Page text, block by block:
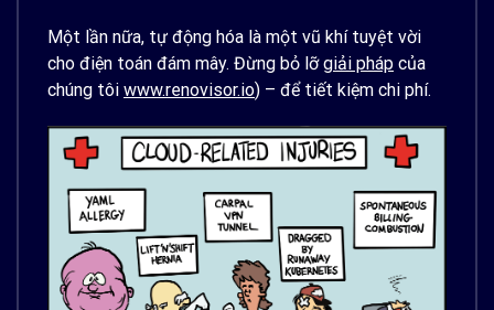
Một lần nữa, tự động hóa là một vũ khí tuyệt vời
cho điện toán đám mây. Đừng bỏ lỡgiải pháp của
chúng tôi www.renovisor.io) – để tiết kiệm chi phí.